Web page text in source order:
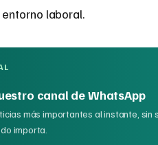
laboral.
canal de WhatsApp
más importantes al instante, sin
importa.